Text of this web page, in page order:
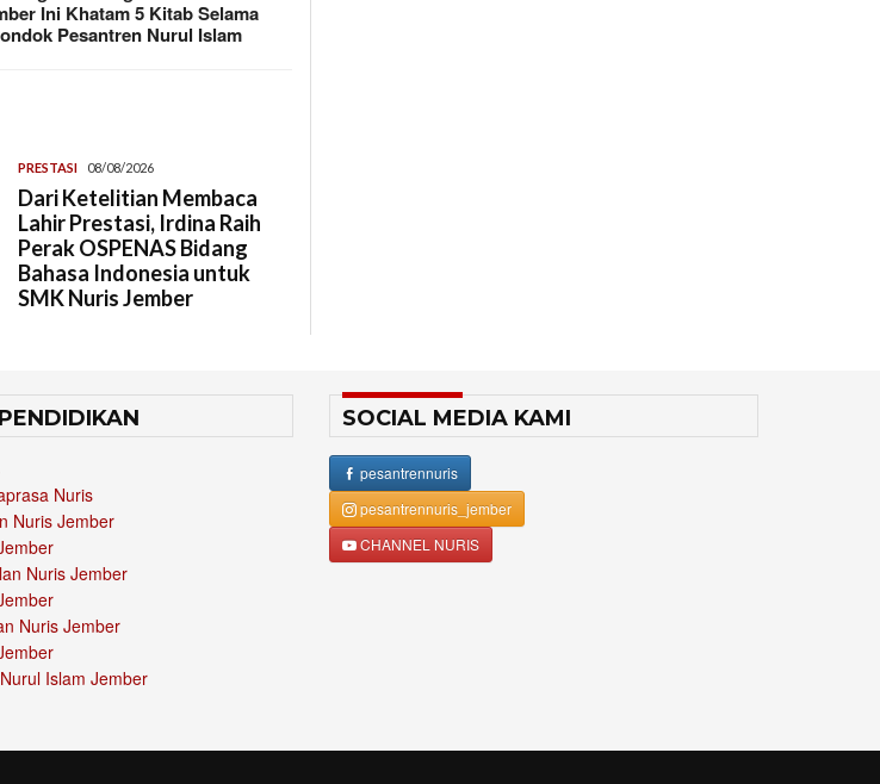
Ini Khatam 5 Kitab Selama
Pesantren Nurul Islam
PRESTASI 08/08/2026
Dari Ketelitian Membaca
Lahir Prestasi, Irdina Raih
Perak OSPENAS Bidang
Bahasa Indonesia untuk
SMK Nuris Jember
Nuris
Nuris Jember
Nuris Jember
Nuris Jember
Islam Jember
SOCIAL MEDIA KAMI
pesantrennuris
pesantrennuris_jember
CHANNEL NURIS